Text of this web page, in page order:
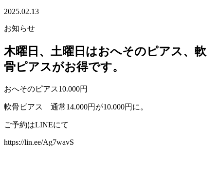
2025.02.13
お知らせ
木曜日、土曜日はおへそのピアス、軟
骨ピアスがお得です。
おへそのピアス10.000円
軟骨ピアス 通常14.000円が10.000円に。
ご予約はLINEにて
https://lin.ee/Ag7wavS